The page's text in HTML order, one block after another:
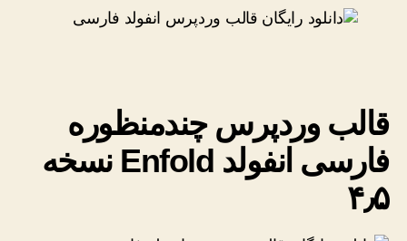
قالب وردپرس چندمنظوره
فارسی انفولد Enfold نسخه
۴٫۵